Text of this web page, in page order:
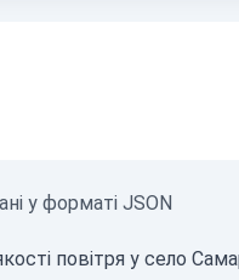
у форматі JSON
повітря у село